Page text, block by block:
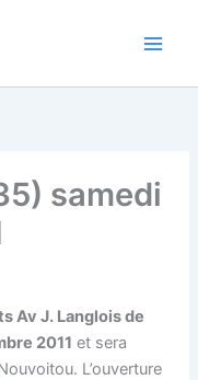
samedi
Av J. Langlois de
2011 et sera
L’ouverture